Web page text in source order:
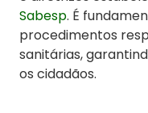
Sabesp. É
procedimentos
sanitárias,
os cidadãos.